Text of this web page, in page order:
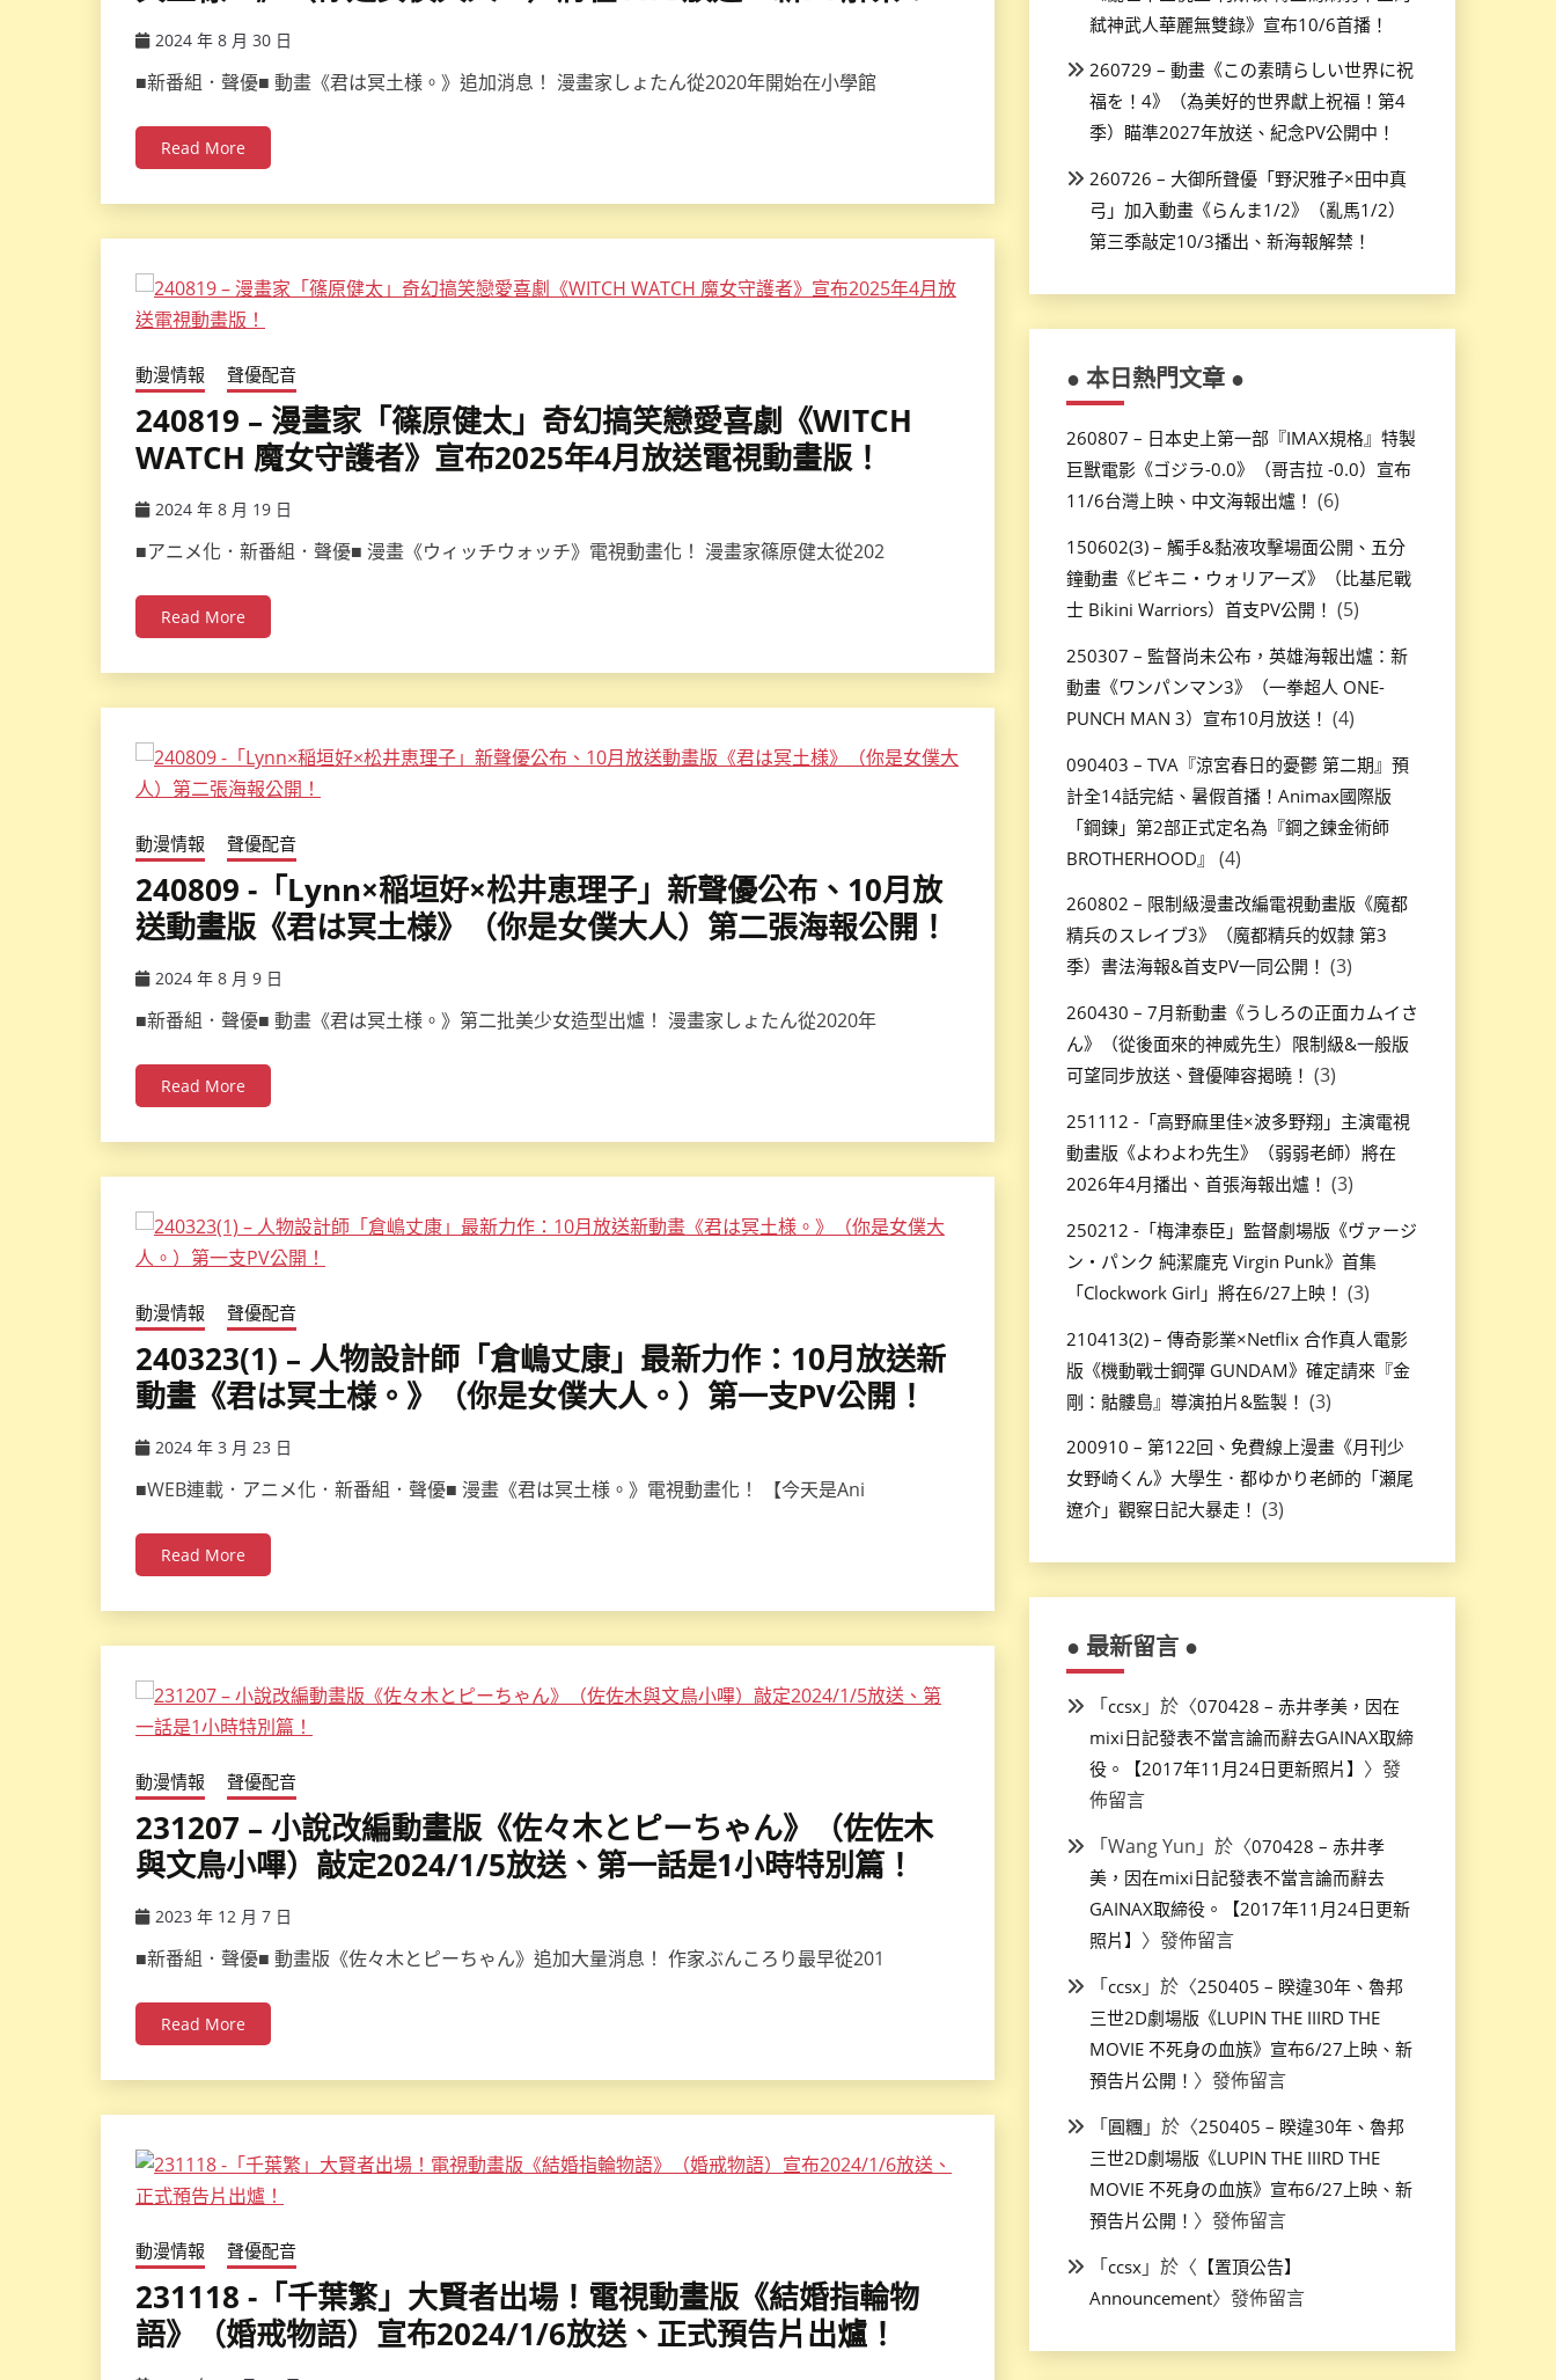
2024 年 8 月 30 日
■新番組．聲優■ 動畫《君は冥土様。》追加消息！ 漫畫家しょたん從2020年開始在小學館
Read More
動漫情報 聲優配音
240819 – 漫畫家「篠原健太」奇幻搞笑戀愛喜劇《WITCH
WATCH 魔女守護者》宣布2025年4月放送電視動畫版！
2024 年 8 月 19 日
■アニメ化．新番組．聲優■ 漫畫《ウィッチウォッチ》電視動畫化！ 漫畫家篠原健太從202
Read More
動漫情報 聲優配音
240809 -「Lynn×稲垣好×松井恵理子」新聲優公布、10月放
送動畫版《君は冥土様》（你是女僕大人）第二張海報公開！
2024 年 8 月 9 日
■新番組．聲優■ 動畫《君は冥土様。》第二批美少女造型出爐！ 漫畫家しょたん從2020年
Read More
動漫情報 聲優配音
240323(1) – 人物設計師「倉嶋丈康」最新力作：10月放送新
動畫《君は冥土様。》（你是女僕大人。）第一支PV公開！
2024 年 3 月 23 日
■WEB連載．アニメ化．新番組．聲優■ 漫畫《君は冥土様。》電視動畫化！ 【今天是Ani
Read More
動漫情報 聲優配音
231207 – 小說改編動畫版《佐々木とピーちゃん》（佐佐木
與文鳥小嗶）敲定2024/1/5放送、第一話是1小時特別篇！
2023 年 12 月 7 日
■新番組．聲優■ 動畫版《佐々木とピーちゃん》追加大量消息！ 作家ぶんころり最早從201
Read More
動漫情報 聲優配音
231118 -「千葉繁」大賢者出場！電視動畫版《結婚指輪物
語》（婚戒物語）宣布2024/1/6放送、正式預告片出爐！
弒神武人華麗無雙錄》宣布10/6首播！
260729 – 動畫《この素晴らしい世界に祝
福を！4》（為美好的世界獻上祝福！第4
季）瞄準2027年放送、紀念PV公開中！
260726 – 大御所聲優「野沢雅子×田中真
弓」加入動畫《らんま1/2》（亂馬1/2）
第三季敲定10/3播出、新海報解禁！
● 本日熱門文章 ●
260807 – 日本史上第一部『IMAX規格』特製
巨獸電影《ゴジラ-0.0》（哥吉拉 -0.0）宣布
11/6台灣上映、中文海報出爐！ (6)
150602(3) – 觸手&黏液攻擊場面公開、五分
鐘動畫《ビキニ・ウォリアーズ》（比基尼戰
士 Bikini Warriors）首支PV公開！ (5)
250307 – 監督尚未公布，英雄海報出爐：新
動畫《ワンパンマン3》（一拳超人 ONE-
PUNCH MAN 3）宣布10月放送！ (4)
090403 – TVA『涼宮春日的憂鬱 第二期』預
計全14話完結、暑假首播！Animax國際版
「鋼鍊」第2部正式定名為『鋼之鍊金術師
BROTHERHOOD』
(4)
260802 – 限制級漫畫改編電視動畫版《魔都
精兵のスレイブ3》（魔都精兵的奴隸 第3
季）書法海報&首支PV一同公開！ (3)
260430 – 7月新動畫《うしろの正面カムイさ
ん》（從後面來的神威先生）限制級&一般版
可望同步放送、聲優陣容揭曉！ (3)
251112 -「高野麻里佳×波多野翔」主演電視
動畫版《よわよわ先生》（弱弱老師）將在
2026年4月播出、首張海報出爐！ (3)
250212 -「梅津泰臣」監督劇場版《ヴァージ
ン・パンク 純潔龐克 Virgin Punk》首集
「Clockwork Girl」將在6/27上映！ (3)
210413(2) – 傳奇影業×Netflix 合作真人電影
版《機動戰士鋼彈 GUNDAM》確定請來『金
剛：骷髏島』導演拍片&監製！ (3)
200910 – 第122回、免費線上漫畫《月刊少
女野崎くん》大學生．都ゆかり老師的「瀬尾
遼介」觀察日記大暴走！ (3)
● 最新留言 ●
「ccsx」於〈070428 – 赤井孝美，因在
mixi日記發表不當言論而辭去GAINAX取締
役。【2017年11月24日更新照片】 〉發
佈留言
「Wang Yun 」於〈070428 – 赤井孝
美，因在mixi日記發表不當言論而辭去
GAINAX取締役。【2017年11月24日更新
照片】 〉發佈留言
「ccsx」於〈250405 – 睽違30年、魯邦
三世2D劇場版《LUPIN THE IIIRD THE
MOVIE 不死身の血族》宣布6/27上映、新
預告片公開！ 〉發佈留言
「圓糰」於〈250405 – 睽違30年、魯邦
三世2D劇場版《LUPIN THE IIIRD THE
MOVIE 不死身の血族》宣布6/27上映、新
預告片公開！ 〉發佈留言
「ccsx」於〈 【置頂公告】
Announcement〉發佈留言